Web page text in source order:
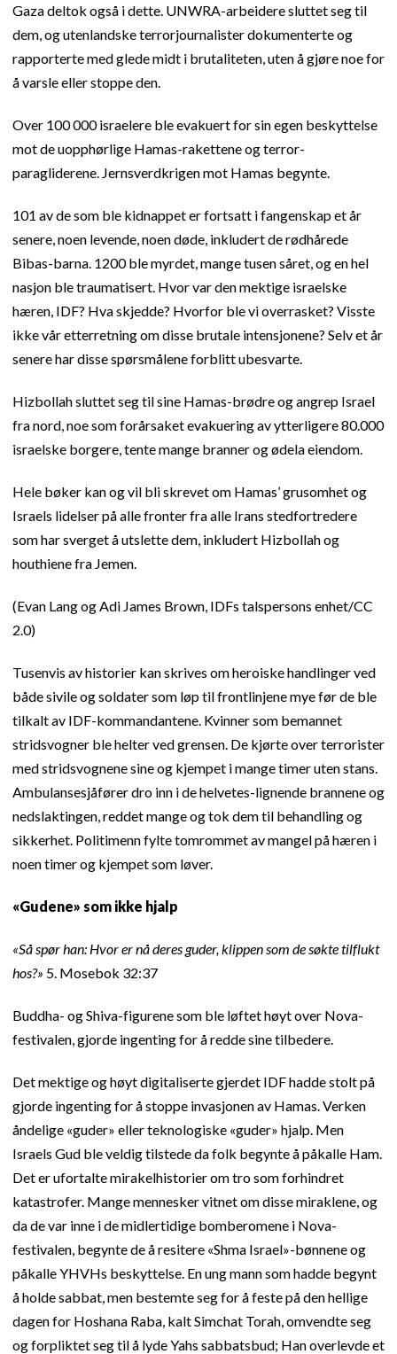
Gaza deltok også i dette. UNWRA-arbeidere sluttet seg til
dem, og utenlandske terrorjournalister dokumenterte og
rapporterte med glede midt i brutaliteten, uten å gjøre noe for
å varsle eller stoppe den.
Over 100 000 israelere ble evakuert for sin egen beskyttelse
mot de uopphørlige Hamas-rakettene og terror-
paragliderene. Jernsverdkrigen mot Hamas begynte.
101 av de som ble kidnappet er fortsatt i fangenskap et år
senere, noen levende, noen døde, inkludert de rødhårede
Bibas-barna. 1200 ble myrdet, mange tusen såret, og en hel
nasjon ble traumatisert. Hvor var den mektige israelske
hæren, IDF? Hva skjedde? Hvorfor ble vi overrasket? Visste
ikke vår etterretning om disse brutale intensjonene? Selv et år
senere har disse spørsmålene forblitt ubesvarte.
Hizbollah sluttet seg til sine Hamas-brødre og angrep Israel
fra nord, noe som forårsaket evakuering av ytterligere 80.000
israelske borgere, tente mange branner og ødela eiendom.
Hele bøker kan og vil bli skrevet om Hamas’ grusomhet og
Israels lidelser på alle fronter fra alle Irans stedfortredere
som har sverget å utslette dem, inkludert Hizbollah og
houthiene fra Jemen.
(Evan Lang og Adi James Brown, IDFs talspersons enhet/CC
2.0)
Tusenvis av historier kan skrives om heroiske handlinger ved
både sivile og soldater som løp til frontlinjene mye før de ble
tilkalt av IDF-kommandantene. Kvinner som bemannet
stridsvogner ble helter ved grensen. De kjørte over terrorister
med stridsvognene sine og kjempet i mange timer uten stans.
Ambulansesjåfører dro inn i de helvetes-lignende brannene og
nedslaktingen, reddet mange og tok dem til behandling og
sikkerhet. Politimenn fylte tomrommet av mangel på hæren i
noen timer og kjempet som løver.
«Gudene» som ikke hjalp
«Så spør han: Hvor er nå deres guder, klippen som de søkte tilflukt
hos?» 5. Mosebok 32:37
Buddha- og Shiva-figurene som ble løftet høyt over Nova-
festivalen, gjorde ingenting for å redde sine tilbedere.
Det mektige og høyt digitaliserte gjerdet IDF hadde stolt på
gjorde ingenting for å stoppe invasjonen av Hamas. Verken
åndelige «guder» eller teknologiske «guder» hjalp. Men
Israels Gud ble veldig tilstede da folk begynte å påkalle Ham.
Det er ufortalte mirakelhistorier om tro som forhindret
katastrofer. Mange mennesker vitnet om disse miraklene, og
da de var inne i de midlertidige bomberomene i Nova-
festivalen, begynte de å resitere «Shma Israel»-bønnene og
påkalle YHVHs beskyttelse. En ung mann som hadde begynt
å holde sabbat, men bestemte seg for å feste på den hellige
dagen for Hoshana Raba, kalt Simchat Torah, omvendte seg
og forpliktet seg til å lyde Yahs sabbatsbud; Han overlevde et